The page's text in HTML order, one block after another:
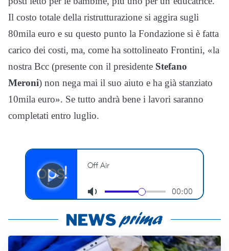
Il costo totale della ristrutturazione si aggira sugli
80mila euro e su questo punto la Fondazione si è fatta
carico dei costi, ma, come ha sottolineato Frontini, «la
nostra Bcc (presente con il presidente Stefano
Meroni) non nega mai il suo aiuto e ha già stanziato
10mila euro». Se tutto andrà bene i lavori saranno
completati entro luglio.